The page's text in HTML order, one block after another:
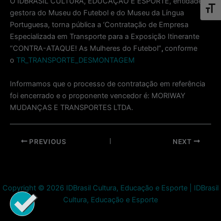
gestora do Museu do Futebol e do Museu da Língua
Portuguesa, torna pública a ‘Contratação de Empresa
Especializada em Transporte para a Exposição Itinerante
“CONTRA-ATAQUE! As Mulheres do Futebol”, conforme
o TR_TRANSPORTE_DESMONTAGEM
Informamos que o processo de contratação em referência
foi encerrado e o proponente vencedor é: MORIWAY
MUDANÇAS E TRANSPORTES LTDA.
Post
PREVIOUS NEXT
Copyright © 2026 IDBrasil Cultura, Educação e Esporte | IDBrasil
Cultura, Educação e Esporte